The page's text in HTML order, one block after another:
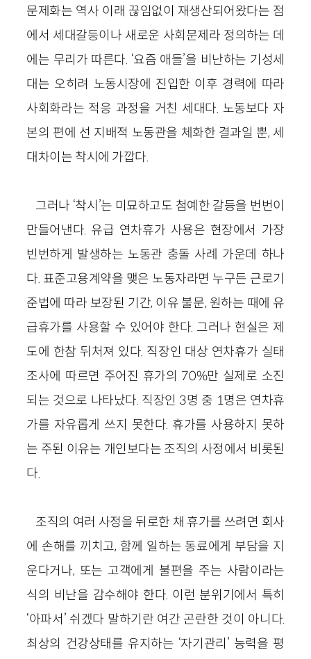
문제화는 역사 이래 끊임없이 재생산되어왔다는 점
에서 세대갈등이나 새로운 사회문제라 정의하는 데
에는 무리가 따른다. ‘요즘 애들’을 비난하는 기성세
대는 오히려 노동시장에 진입한 이후 경력에 따라
사회화라는 적응 과정을 거친 세대다. 노동보다 자
본의 편에 선 지배적 노동관을 체화한 결과일 뿐, 세
대차이는 착시에 가깝다.
그러나 ‘착시’는 미묘하고도 첨예한 갈등을 번번이
만들어낸다. 유급 연차휴가 사용은 현장에서 가장
빈번하게 발생하는 노동관 충돌 사례 가운데 하나
다. 표준고용계약을 맺은 노동자라면 누구든 근로기
준법에 따라 보장된 기간, 이유 불문, 원하는 때에 유
급휴가를 사용할 수 있어야 한다. 그러나 현실은 제
도에 한참 뒤처져 있다. 직장인 대상 연차휴가 실태
조사에 따르면 주어진 휴가의 70%만 실제로 소진
되는 것으로 나타났다. 직장인 3명 중 1명은 연차휴
가를 자유롭게 쓰지 못한다. 휴가를 사용하지 못하
는 주된 이유는 개인보다는 조직의 사정에서 비롯된
다.
조직의 여러 사정을 뒤로한 채 휴가를 쓰려면 회사
에 손해를 끼치고, 함께 일하는 동료에게 부담을 지
운다거나, 또는 고객에게 불편을 주는 사람이라는
식의 비난을 감수해야 한다. 이런 분위기에서 특히
‘아파서’ 쉬겠다 말하기란 여간 곤란한 것이 아니다.
최상의 건강상태를 유지하는 ‘자기관리’ 능력을 평